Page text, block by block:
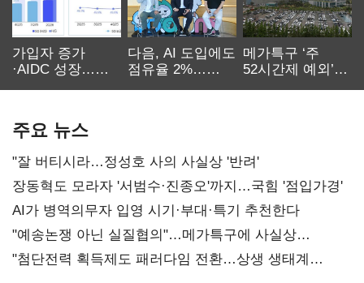
가입자 증가
·AIDC 성장…
다음, AI 도입에도
점유율 2%…
메가특구 ‘주
52시간제 예외’
주요 뉴스
"잘 버티시라…정성호 사의 사실상 '반려'
장동혁도 모라자 '서범수·진종오'까지…국힘 '점입가경'
AI가 병역의무자 입영 시기·부대·특기 추천한다
"예송논쟁 아닌 실질협의"…메가특구에 사실상
'노동유연화'
"첨단전력 획득제도 패러다임 전환…상생 생태계